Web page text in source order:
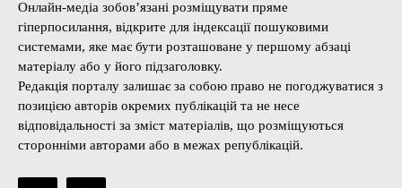
Онлайн-медіа зобов’язані розміщувати пряме
гіперпосилання, відкрите для індексації пошуковими
системами, яке має бути розташоване у першому абзаці
матеріалу або у його підзаголовку.
Редакція порталу залишає за собою право не погоджуватися з
позицією авторів окремих публікацій та не несе
відповідальності за зміст матеріалів, що розміщуються
сторонніми авторами або в межах републікацій.